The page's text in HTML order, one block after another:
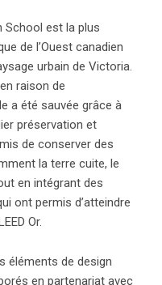
School est la plus
de l’Ouest canadien
urbain de Victoria.
raison de
a été sauvée grâce à
préservation et
de conserver des
la terre cuite, le
en intégrant des
ont permis d’atteindre
Or.
éléments de design
en partenariat avec